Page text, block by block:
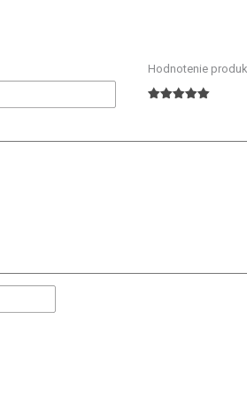
Hodnotenie